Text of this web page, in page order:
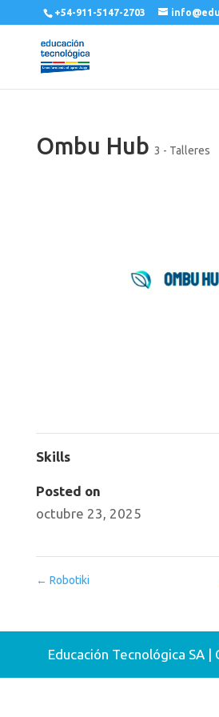
+54-911-5147-2703
Ombu Hub 3 - Talleres
Skills
Posted on
octubre 23, 2025
← Robotiki
Educación Tecnológica SA